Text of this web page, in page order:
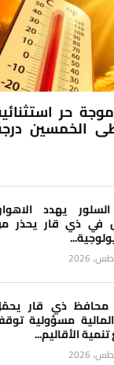
حر
الخمسين
يهدد
في ذي قار يحذر
محافظ ذي قار
المالية مسؤولية
الأقاليم...